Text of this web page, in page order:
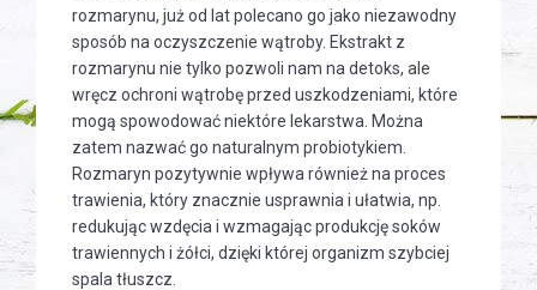
rozmarynu, już od lat polecano go jako niezawodny
sposób na oczyszczenie wątroby. Ekstrakt z
rozmarynu nie tylko pozwoli nam na detoks, ale
wręcz ochroni wątrobę przed uszkodzeniami, które
mogą spowodować niektóre lekarstwa. Można
zatem nazwać go naturalnym probiotykiem.
Rozmaryn pozytywnie wpływa również na proces
trawienia, który znacznie usprawnia i ułatwia, np.
redukując wzdęcia i wzmagając produkcję soków
trawiennych i żółci, dzięki której organizm szybciej
spala tłuszcz.